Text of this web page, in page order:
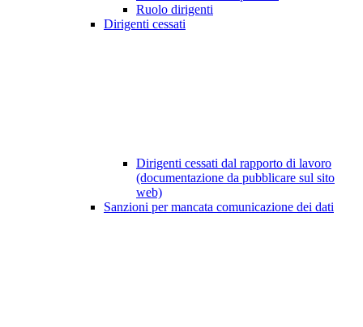
Ruolo dirigenti
Dirigenti cessati
Dirigenti cessati dal rapporto di lavoro
(documentazione da pubblicare sul sito
web)
Sanzioni per mancata comunicazione dei dati